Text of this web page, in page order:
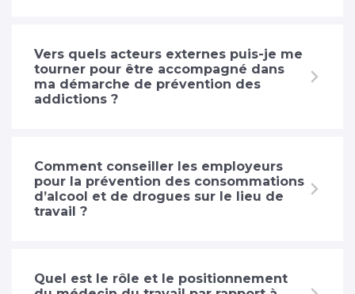
Vers quels acteurs externes puis-je me
tourner pour être accompagné dans
ma démarche de prévention des
addictions ?
Comment conseiller les employeurs
pour la prévention des consommations
d’alcool et de drogues sur le lieu de
travail ?
Quel est le rôle et le positionnement